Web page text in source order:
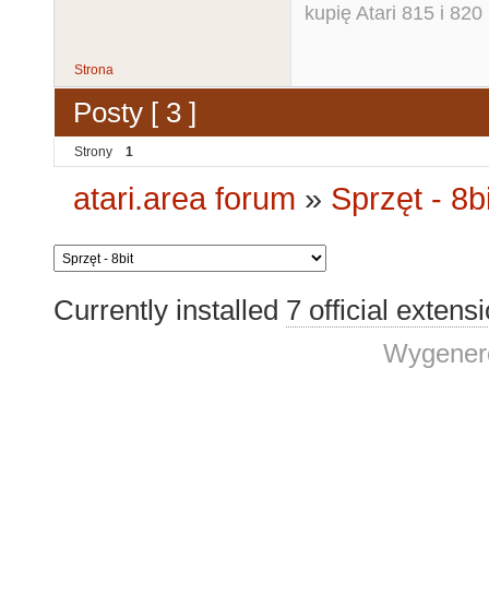
kupię Atari 815 i 820
Strona
Posty [ 3 ]
Strony 1
atari.area forum » Sprzęt -
Currently installed 7 official